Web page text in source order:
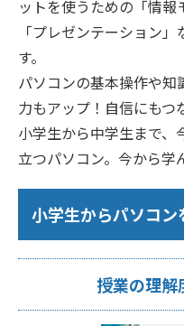
ットを使うための「情
「プレゼンテーション
す。
パソコンの基本操作や
力もアップ！自信にもつ
小学生から中学生まで、
立つパソコン。今から学
小学生からパソコン
授業の理解